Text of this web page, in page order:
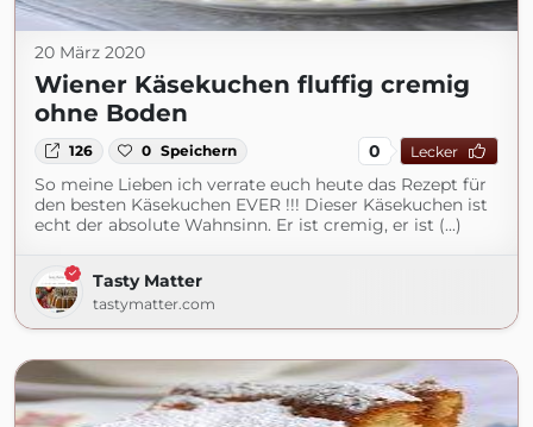
20 März 2020
Wiener Käsekuchen fluffig cremig
ohne Boden
126 0 Speichern 0 Lecker
So meine Lieben ich verrate euch heute das Rezept für
den besten Käsekuchen EVER !!! Dieser Käsekuchen ist
echt der absolute Wahnsinn. Er ist cremig, er ist (...)
Tasty Matter
tastymatter.com